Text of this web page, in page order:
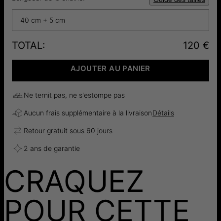
40 cm + 5 cm
TOTAL: 120 €
AJOUTER AU PANIER
Ne ternit pas, ne s'estompe pas
Aucun frais supplémentaire à la livraisonDétails
Retour gratuit sous 60 jours
2 ans de garantie
CRAQUEZ
POUR CETTE